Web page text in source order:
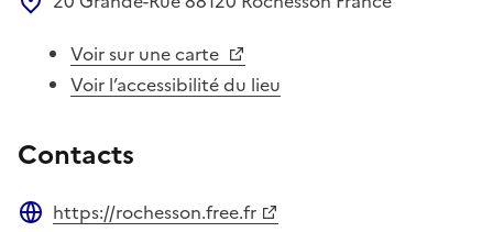
Voir sur une carte
Voir l’accessibilité du lieu
Contacts
https://rochesson.free.fr